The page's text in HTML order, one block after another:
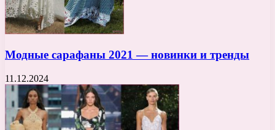
Модные сарафаны 2021 — новинки и тренды
11.12.2024